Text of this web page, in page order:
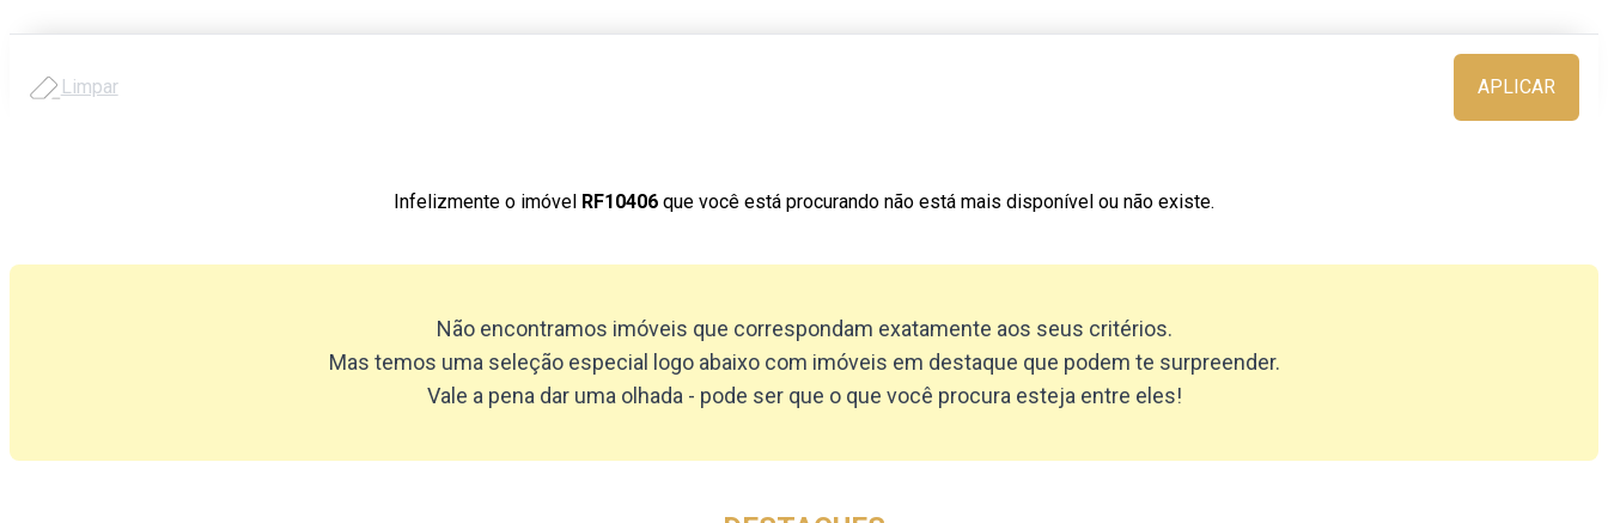
Limpar APLICAR
Infelizmente o imóvel RF10406 que você está procurando não está mais disponível ou não existe.
Não encontramos imóveis que correspondam exatamente aos seus critérios.
Mas temos uma seleção especial logo abaixo com imóveis em destaque que podem te surpreender.
Vale a pena dar uma olhada - pode ser que o que você procura esteja entre eles!